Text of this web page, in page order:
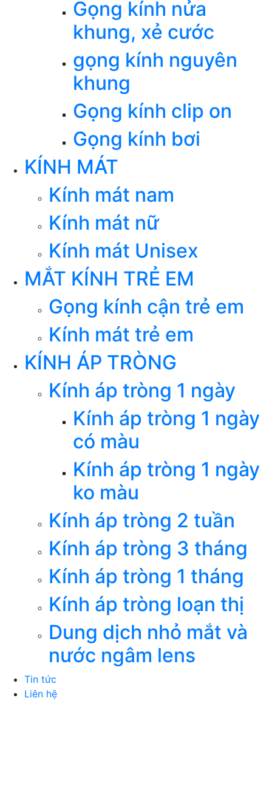
Gọng kính nửa
khung, xẻ cước
gọng kính nguyên
khung
Gọng kính clip on
Gọng kính bơi
KÍNH MÁT
Kính mát nam
Kính mát nữ
Kính mát Unisex
MẮT KÍNH TRẺ EM
Gọng kính cận trẻ em
Kính mát trẻ em
KÍNH ÁP TRÒNG
Kính áp tròng 1 ngày
Kính áp tròng 1 ngày
có màu
Kính áp tròng 1 ngày
ko màu
Kính áp tròng 2 tuần
Kính áp tròng 3 tháng
Kính áp tròng 1 tháng
Kính áp tròng loạn thị
Dung dịch nhỏ mắt và
nước ngâm lens
Tin tức
Liên hệ